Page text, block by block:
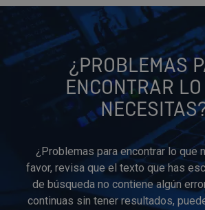
¿PROBLEMAS
ENCONTRAR
¿Problemas para encontrar lo que
favor, revisa que el texto que has
de búsqueda no contiene algún
continuas sin tener resultados,